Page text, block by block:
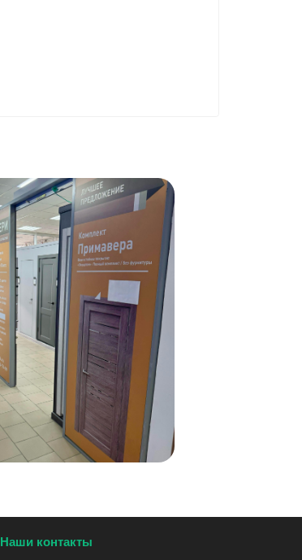
Наши контакты